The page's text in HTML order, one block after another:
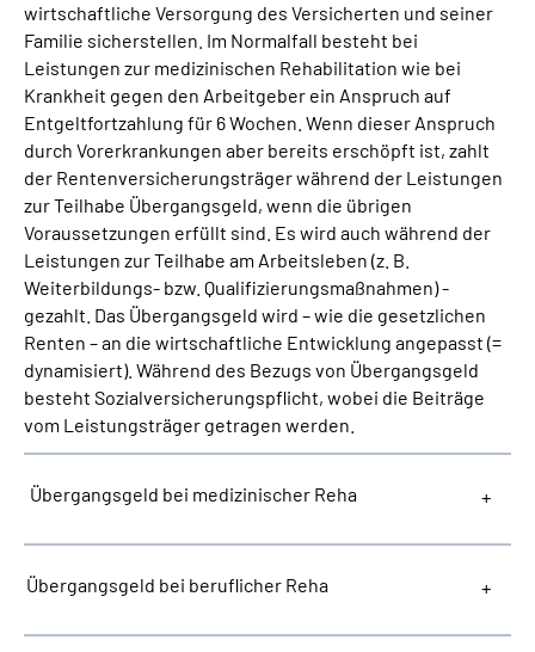
Suche
Language
Inhalte in Gebärdensprache (DGS)
Leichte Sprache
Mein Kundenportal
wirtschaftliche Versorgung des Versicherten und seiner
Familie sicherstellen. Im Normalfall besteht bei
Leistungen zur medizinischen Rehabilitation wie bei
Krankheit gegen den Arbeitgeber ein Anspruch auf
Entgeltfortzahlung für 6 Wochen. Wenn dieser Anspruch
durch Vorerkrankungen aber bereits erschöpft ist, zahlt
der Rentenversicherungsträger während der Leistungen
zur Teilhabe Übergangsgeld, wenn die übrigen
Voraussetzungen erfüllt sind. Es wird auch während der
Leistungen zur Teilhabe am Arbeitsleben (z. B.
Weiterbildungs- bzw. Qualifizierungsmaßnahmen) -
gezahlt. Das Übergangsgeld wird – wie die gesetzlichen
Renten – an die wirtschaftliche Entwicklung angepasst (=
dynamisiert). Während des Bezugs von Übergangsgeld
besteht Sozialversicherungspflicht, wobei die Beiträge
vom Leistungsträger getragen werden.
Übergangsgeld bei medizinischer Reha
Übergangsgeld bei beruflicher Reha